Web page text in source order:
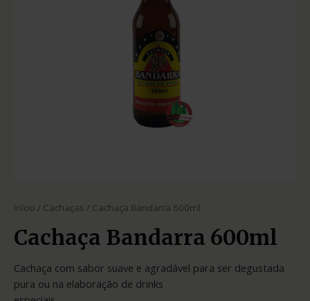
Início / Cachaças / Cachaça Bandarra 600ml
Cachaça Bandarra 600ml
Cachaça com sabor suave e agradável para ser degustada
pura ou na elaboração de drinks